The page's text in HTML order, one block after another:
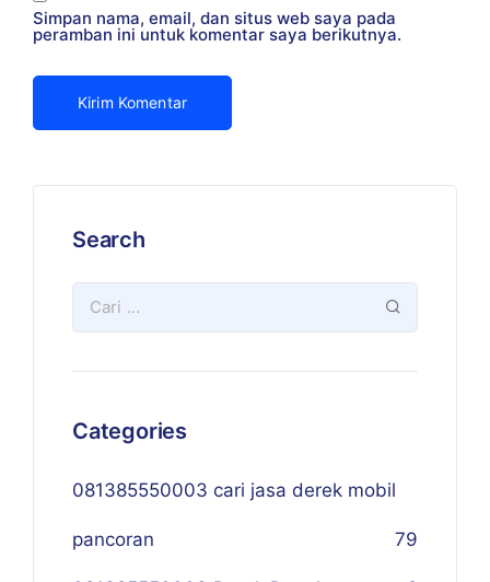
Simpan nama, email, dan situs web saya pada
peramban ini untuk komentar saya berikutnya.
Search
Categories
081385550003 cari jasa derek mobil
pancoran 79